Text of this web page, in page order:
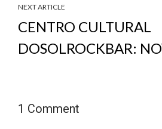
NEXT ARTICLE
CENTRO CULTURAL
DOSOLROCKBAR:
1 Comment